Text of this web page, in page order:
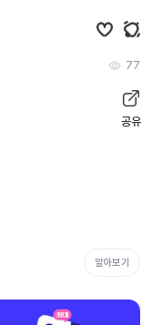
77
공유
알아보기